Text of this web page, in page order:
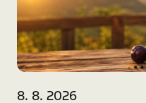
8. 8. 2026